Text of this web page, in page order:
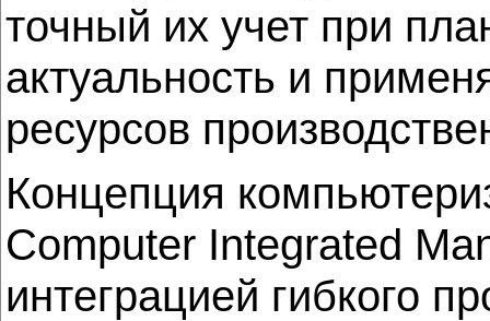
точный их учет при
актуальность и
ресурсов
Концепция
Computer Integrated
интеграцией гибкого